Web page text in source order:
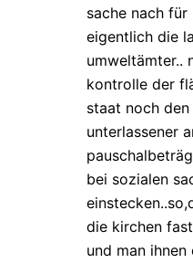
sache nach
eigentlich die
umweltämter..
kontrolle der
staat noch
unterlassener
bei sozialen
die kirchen
und man